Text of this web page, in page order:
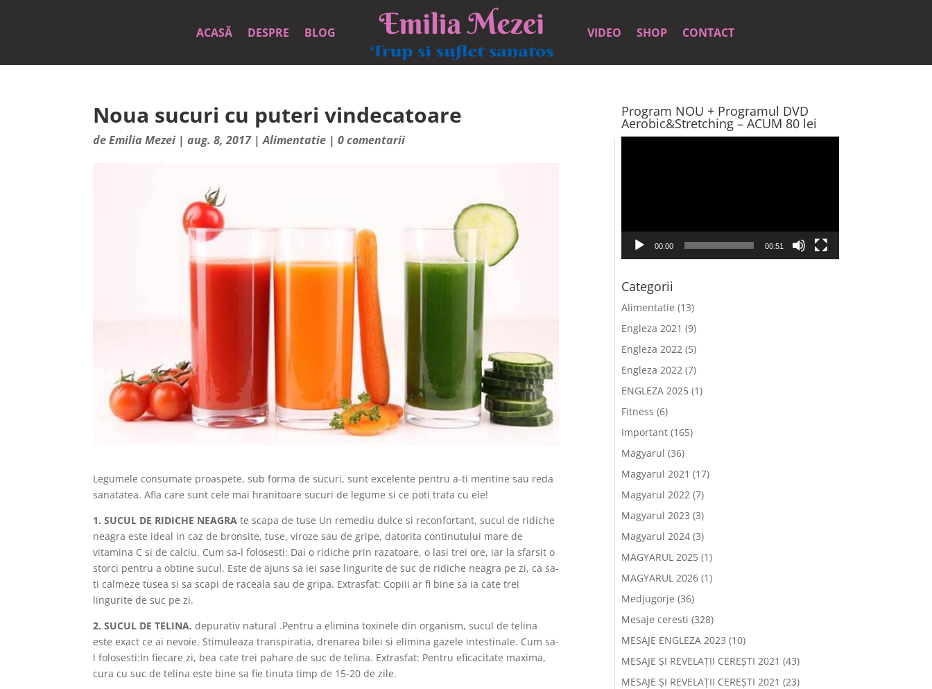
ACASĂ DESPRE BLOG VIDEO SHOP CONTACT
Noua sucuri cu puteri vindecatoare
deEmilia Mezei |aug. 8, 2017|Alimentatie |0 comentarii
Legumele consumate proaspete, sub forma de sucuri, sunt excelente pentru a-ti mentine sau reda
sanatatea. Afla care sunt cele mai hranitoare sucuri de legume si ce poti trata cu ele!
1. SUCUL DE RIDICHE NEAGRA te scapa de tuse Un remediu dulce si reconfortant, sucul de ridiche
neagra este ideal in caz de bronsite, tuse, viroze sau de gripe, datorita continutului mare de
vitamina C si de calciu. Cum sa-l folosesti: Dai o ridiche prin razatoare, o lasi trei ore, iar la sfarsit o
storci pentru a obtine sucul. Este de ajuns sa iei sase lingurite de suc de ridiche neagra pe zi, ca sa-
ti calmeze tusea si sa scapi de raceala sau de gripa. Extrasfat: Copiii ar fi bine sa ia cate trei
lingurite de suc pe zi.
2. SUCUL DE TELINA, depurativ natural .Pentru a elimina toxinele din organism, sucul de telina
este exact ce ai nevoie. Stimuleaza transpiratia, drenarea bilei si elimina gazele intestinale. Cum sa-
l folosesti:In fiecare zi, bea cate trei pahare de suc de telina. Extrasfat: Pentru eficacitate maxima,
cura cu suc de telina este bine sa fie tinuta timp de 15-20 de zile.
Program NOU + Programul DVD
Aerobic&Stretching – ACUM 80 lei
00:00 00:51
Categorii
Alimentatie (13)
Engleza 2021 (9)
Engleza 2022 (5)
Engleza 2022 (7)
ENGLEZA 2025(1)
Fitness (6)
Important(165)
Magyarul (36)
Magyarul 2021 (17)
Magyarul 2022 (7)
Magyarul 2023 (3)
Magyarul 2024(3)
MAGYARUL 2025(1)
MAGYARUL 2026(1)
Medjugorje (36)
Mesaje ceresti (328)
MESAJE ENGLEZA 2023 (10)
MESAJE ȘI REVELAȚII CEREȘTI 2021 (43)
MESAJE ȘI REVELAȚII CEREȘTI 2021 (23)